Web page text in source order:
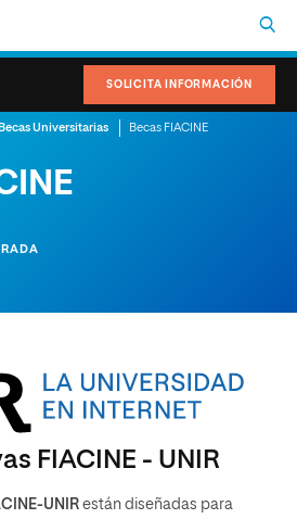
SOLICITA INFORMACIÓN
Becas Universitarias Becas FIACINE
FIACINE - UNIR
UNIR están diseñadas para